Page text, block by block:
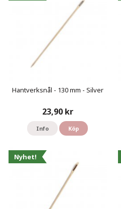
Hantverksnål - 130 mm - Silver
23,90 kr
Info Köp
Nyhet!